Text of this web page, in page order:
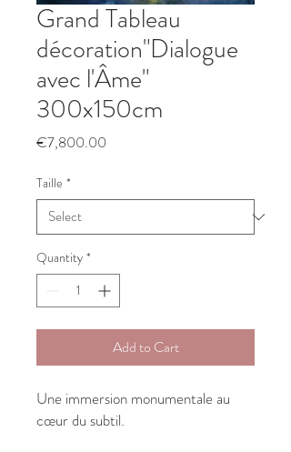
Grand Tableau
décoration"Dialogue
avec l'Âme"
300x150cm
€7,800.00
Taille *
Quantity *
Add to Cart
Une immersion monumentale au
cœur du subtil.